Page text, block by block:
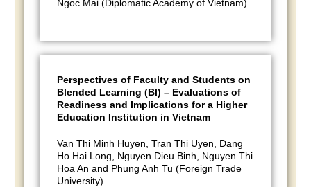
Ngoc Mai (Diplomatic Academy of Vietnam)
Perspectives of Faculty and Students on
Blended Learning (Bl) – Evaluations of
Readiness and Implications for a Higher
Education Institution in Vietnam
Van Thi Minh Huyen, Tran Thi Uyen, Dang
Ho Hai Long, Nguyen Dieu Binh, Nguyen Thi
Hoa An and Phung Anh Tu (Foreign Trade
University)